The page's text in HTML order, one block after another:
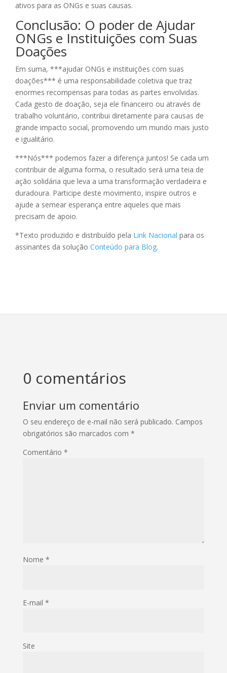
ativos para as ONGs e suas causas.
Conclusão: O poder de Ajudar
ONGs e Instituições com Suas
Doações
Em suma, ***ajudar ONGs e instituições com suas
doações*** é uma responsabilidade coletiva que traz
enormes recompensas para todas as partes envolvidas.
Cada gesto de doação, seja ele financeiro ou através de
trabalho voluntário, contribui diretamente para causas de
grande impacto social, promovendo um mundo mais justo
e igualitário.
***Nós*** podemos fazer a diferença juntos! Se cada um
contribuir de alguma forma, o resultado será uma teia de
ação solidária que leva a uma transformação verdadeira e
duradoura. Participe deste movimento, inspire outros e
ajude a semear esperança entre aqueles que mais
precisam de apoio.
*Texto produzido e distribuído pela Link Nacional para os
assinantes da solução Conteúdo para Blog.
0 comentários
Enviar um comentário
O seu endereço de e-mail não será publicado. Campos
obrigatórios são marcados com *
Comentário *
Nome *
E-mail *
Site